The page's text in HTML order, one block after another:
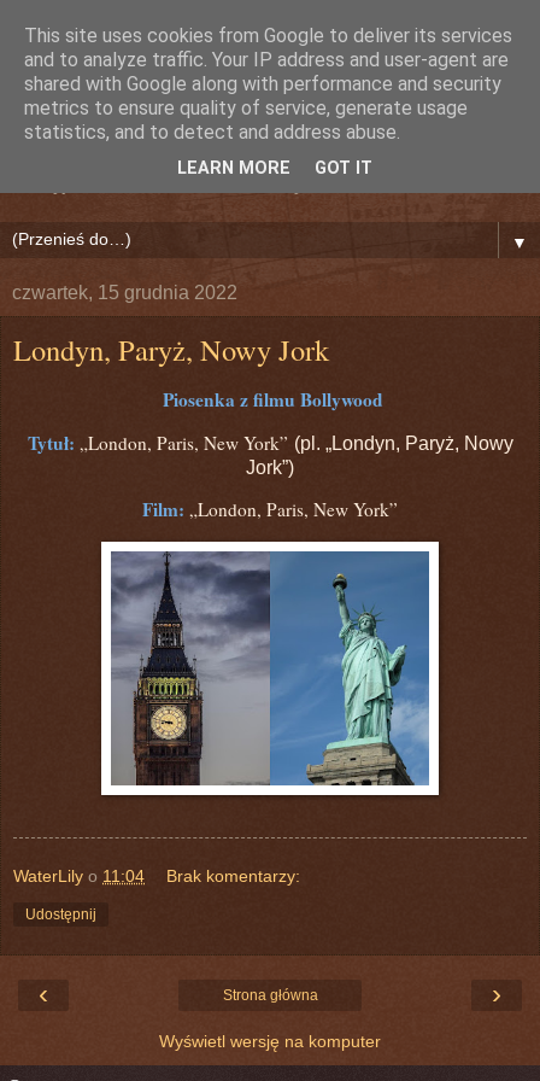
Nieznany Dźwięk (Lily)
Bollywood!
▼
czwartek, 15 grudnia 2022
Londyn, Paryż, Nowy Jork
Piosenka z filmu Bollywood
Tytuł: „London, Paris, New York” (pl. „Londyn, Paryż, Nowy
Jork”)
Film: „London, Paris, New York”
WaterLily o 11:04 Brak komentarzy:
Udostępnij
‹ ›
Strona główna
Wyświetl wersję na komputer
This site uses cookies from Google to deliver its services
and to analyze traffic. Your IP address and user-agent are
shared with Google along with performance and security
metrics to ensure quality of service, generate usage
statistics, and to detect and address abuse.
LEARN MORE GOT IT